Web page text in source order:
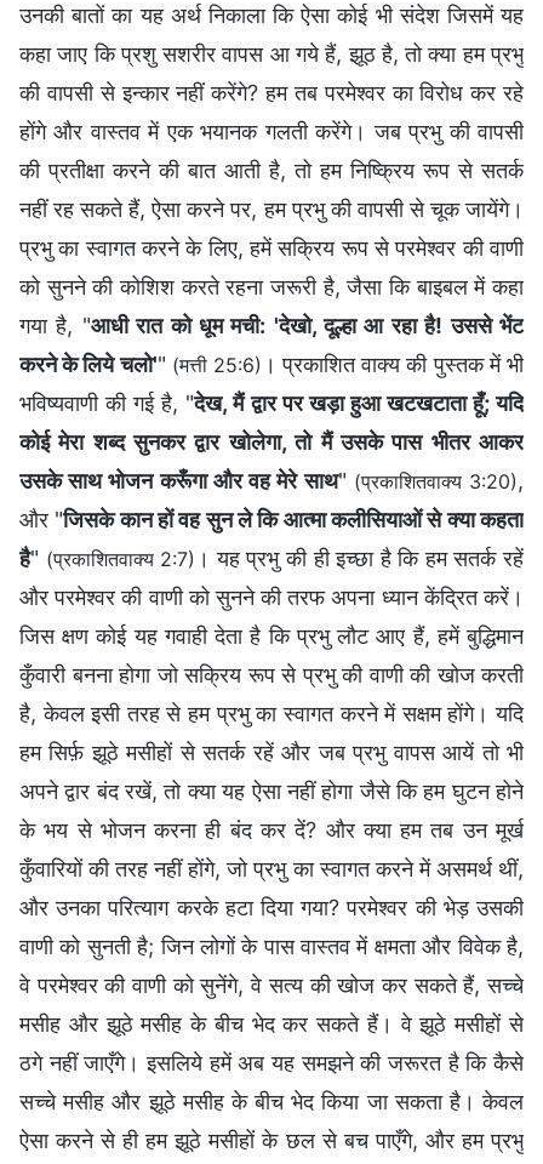
उनकी बातों का यह अर्थ निकाला कि ऐसा कोई भी संदेश जिसमें यह
कहा जाए कि प्रशु सशरीर वापस आ गये हैं, झूठ है, तो क्या हम प्रभु
की वापसी से इन्कार नहीं करेंगे? हम तब परमेश्वर का विरोध कर रहे
होंगे और वास्तव में एक भयानक गलती करेंगे। जब प्रभु की वापसी
की प्रतीक्षा करने की बात आती है, तो हम निष्क्रिय रूप से सतर्क
नहीं रह सकते हैं, ऐसा करने पर, हम प्रभु की वापसी से चूक जायेंगे।
प्रभु का स्वागत करने के लिए, हमें सक्रिय रूप से परमेश्वर की वाणी
को सुनने की कोशिश करते रहना जरूरी है, जैसा कि बाइबल में कहा
गया है, "आधी रात को धूम मची: 'देखो, दूल्हा आ रहा है! उससे भेंट
करने के लिये चलो'" (मत्ती 25:6) । प्रकाशित वाक्य की पुस्तक में भी
भविष्यवाणी की गई है, "देख, मैं द्वार पर खड़ा हुआ खटखटाता हूँ; यदि
कोई मेरा शब्द सुनकर द्वार खोलेगा, तो मैं उसके पास भीतर आकर
उसके साथ भोजन करूँगा और वह मेरे साथ" (प्रकाशितवाक्य 3:20) ,
और "जिसके कान हों वह सुन ले कि आत्मा कलीसियाओं से क्या कहता
है" (प्रकाशितवाक्य 2:7) । यह प्रभु की ही इच्छा है कि हम सतर्क रहें
और परमेश्वर की वाणी को सुनने की तरफ अपना ध्यान केंद्रित करें।
जिस क्षण कोई यह गवाही देता है कि प्रभु लौट आए हैं, हमें बुद्धिमान
कुँवारी बनना होगा जो सक्रिय रूप से प्रभु की वाणी की खोज करती
है, केवल इसी तरह से हम प्रभु का स्वागत करने में सक्षम होंगे। यदि
हम सिर्फ़ झूठे मसीहों से सतर्क रहें और जब प्रभु वापस आयें तो भी
अपने द्वार बंद रखें, तो क्या यह ऐसा नहीं होगा जैसे कि हम घुटन होने
के भय से भोजन करना ही बंद कर दें? और क्या हम तब उन मूर्ख
कुँवारियों की तरह नहीं होंगे, जो प्रभु का स्वागत करने में असमर्थ थीं,
और उनका परित्याग करके हटा दिया गया? परमेश्वर की भेड़ उसकी
वाणी को सुनती है; जिन लोगों के पास वास्तव में क्षमता और विवेक है,
वे परमेश्वर की वाणी को सुनेंगे, वे सत्य की खोज कर सकते हैं, सच्चे
मसीह और झूठे मसीह के बीच भेद कर सकते हैं। वे झूठे मसीहों से
ठगे नहीं जाएँगे। इसलिये हमें अब यह समझने की जरूरत है कि कैसे
सच्चे मसीह और झूठे मसीह के बीच भेद किया जा सकता है। केवल
ऐसा करने से ही हम झूठे मसीहों के छल से बच पाएँगे, और हम प्रभु